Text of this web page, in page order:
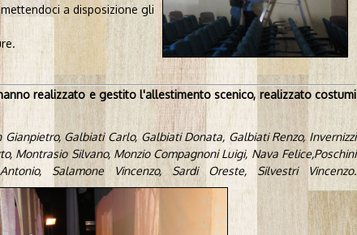
a disposizione gli
realizzato e gestito l'allestimento scenico, realizzato costumi
Galbiati Carlo, Galbiati Donata, Galbiati Renzo, Invernizzi
Montrasio Silvano, Monzio Compagnoni Luigi, Nava Felice,Poschini
Salamone Vincenzo, Sardi Oreste, Silvestri Vincenzo.